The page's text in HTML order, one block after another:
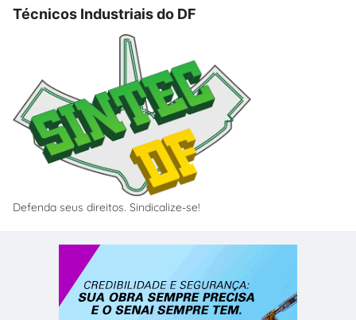
Técnicos Industriais do DF
Defenda seus direitos. Sindicalize-se!